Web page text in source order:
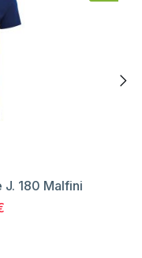
180 Malfini